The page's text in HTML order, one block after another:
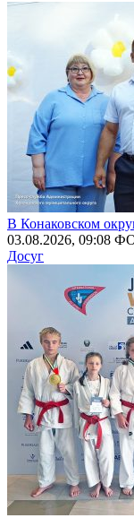
В Конаковском
03.08.2026, 09:08
Досуг